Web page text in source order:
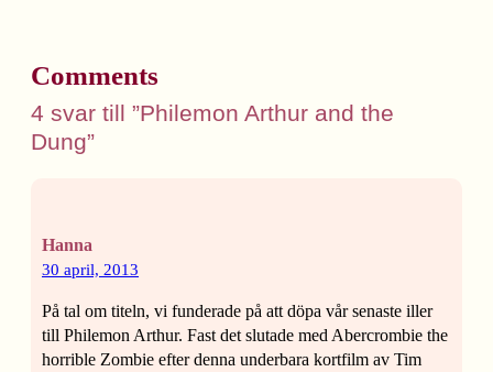
Comments
4 svar till ”Philemon Arthur and the
Dung”
Hanna
30 april, 2013
På tal om titeln, vi funderade på att döpa vår senaste iller
till Philemon Arthur. Fast det slutade med Abercrombie the
horrible Zombie efter denna underbara kortfilm av Tim